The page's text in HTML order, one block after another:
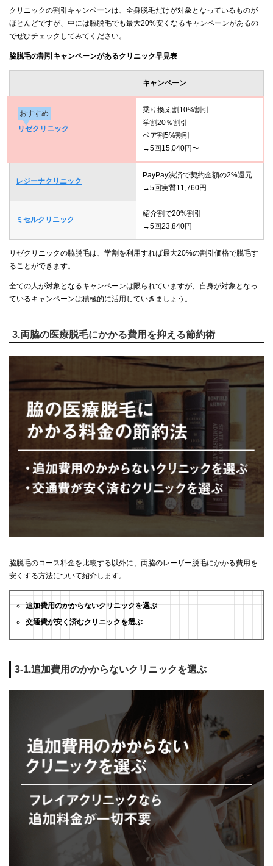
クリニックの割引キャンペーンは、全身脱毛だけが対象となっているものが
ほとんどですが、中には脇脱毛でも最大20%安くなるキャンペーンがあるの
でぜひチェックしてみてください。
脇脱毛の割引キャンペーンがあるクリニック早見表
キャンペーン
おすすめ
リゼクリニック
乗り換え割10%割引
学割20％割引
ペア割5%割引
→5回15,040円〜
レジーナクリニック
PayPay決済で契約金額の2%還元
→5回実質11,760円
ミセルクリニック
紹介割で20%割引
→5回23,840円
リゼクリニックの脇脱毛は、学割を利用すれば最大20%の割引価格で脱毛す
ることができます。
全ての人が対象となるキャンペーンは限られていますが、自身が対象となっ
ているキャンペーンは積極的に活用していきましょう。
3.両脇の医療脱毛にかかる費用を抑える節約術
脇脱毛のコース料金を比較する以外に、両脇のレーザー脱毛にかかる費用を
安くする方法について紹介します。
追加費用のかからないクリニックを選ぶ
交通費が安く済むクリニックを選ぶ
3-1.追加費用のかからないクリニックを選ぶ